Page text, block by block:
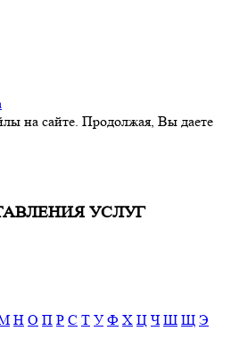
на сайте. Продолжая, Вы даете
УСЛУГ
Н О П Р С Т У Ф Х Ц Ч Ш Щ Э